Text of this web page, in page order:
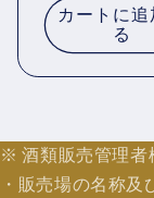
価
格
カートに追
る
※ 酒類販売管理
・販売場の名称